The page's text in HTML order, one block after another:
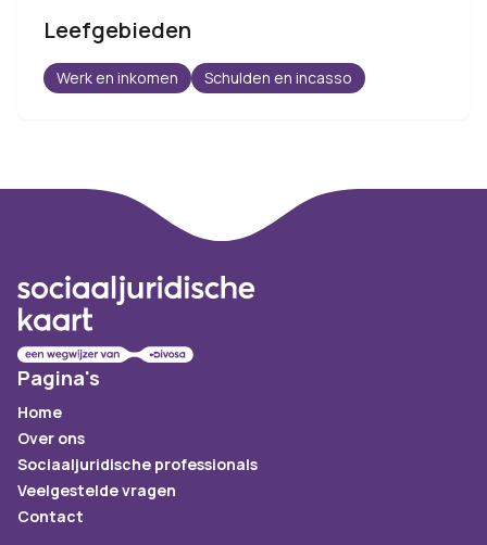
Leefgebieden
Werk en inkomen Schulden en incasso
Pagina's
Home
Over ons
Sociaaljuridische professionals
Veelgestelde vragen
Contact